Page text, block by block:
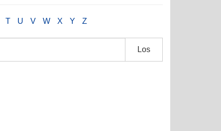
T U V W X Y Z
Los